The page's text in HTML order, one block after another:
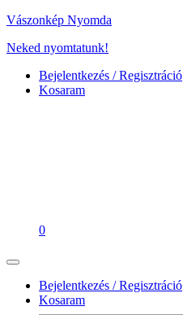
Vászonkép Nyomda
Neked nyomtatunk!
Bejelentkezés / Regisztráció
Kosaram
0
Bejelentkezés / Regisztráció
Kosaram